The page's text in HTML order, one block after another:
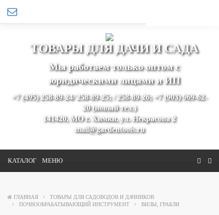
ТОВАРЫ ДЛЯ ДАЧИ И САДА
Мы работаем только оптом с
юридическими лицами и ИП
+7 (495) 258-89-24/ 258-89-25; / 258-89-26; +7 (903) 969-62-
20 (новый тел.)
141420, МО г. Химки, ул. Некрасова 2
mail@gardentools.ru
КАТАЛОГ МЕНЮ
ГЛАВНАЯ
ТОВАРЫ ДЛЯ САДОВОДОВ И ДАЧНИКОВ
ПОЧВООБРАБАТЫВАЮЩИЙ ИНСТРУМЕНТ
ВИЛЫ, ГРАБЛИ